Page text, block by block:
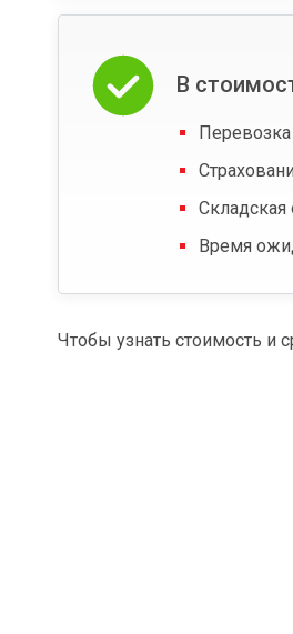
В
Складская
Время
Чтобы узнать стоимость и